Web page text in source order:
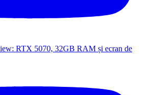
RTX 5070, 32GB RAM și ecran de